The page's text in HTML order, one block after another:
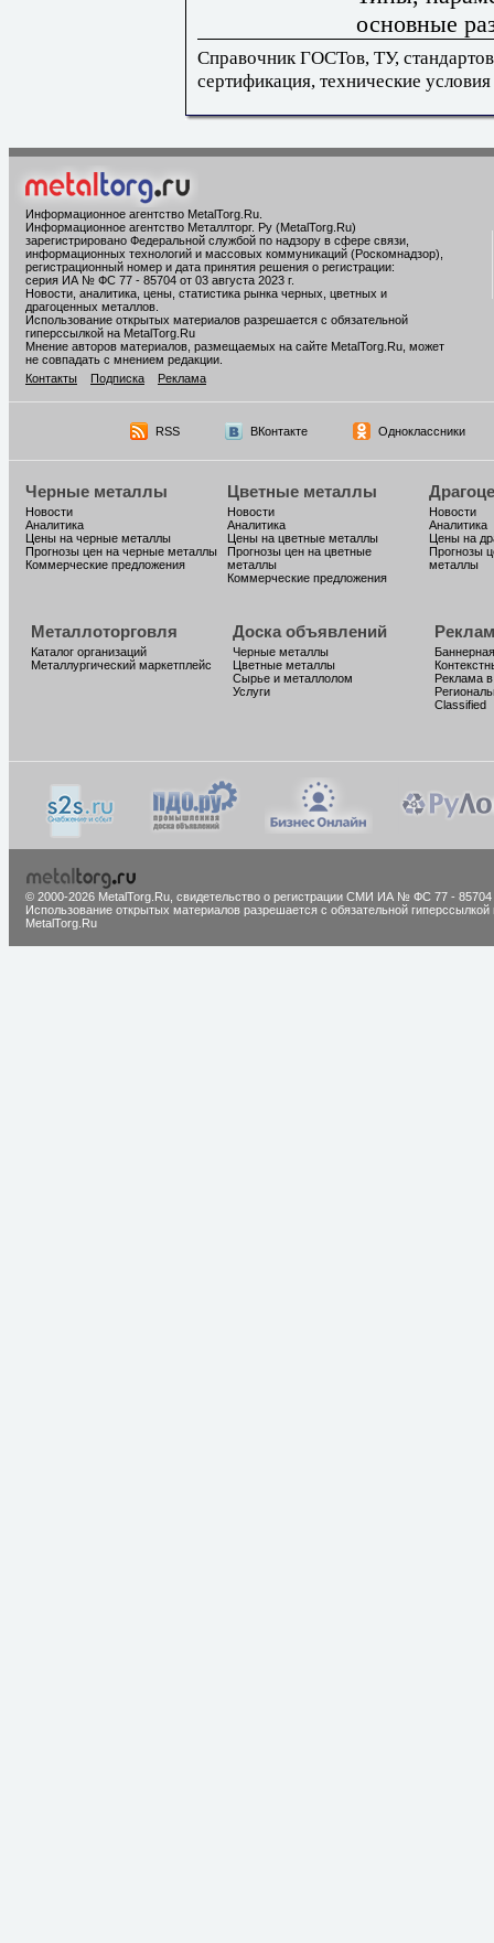
основные
Справочник ГОСТов, ТУ,
сертификация, технические условия
Информационное агентство MetalTorg.Ru
Информационное агентство Металлторг. Ру (MetalTorg.Ru)
зарегистрировано Федеральной службой по надзору в сфере связи,
информационных технологий и массовых коммуникаций (Роскомнадзор),
регистрационный номер и дата принятия решения о регистрации:
серия ИА № ФС 77 - 85704 от 03 августа 2023 г.
Новости, аналитика, цены, статистика рынка черных, цветных и
драгоценных металлов.
Использование открытых материалов разрешается с обязательной
гиперссылкой на MetalTorg.Ru
Мнение авторов материалов, размещаемых на сайте MetalTorg.Ru, может
не совпадать с мнением редакции.
Контакты
Подписка Реклама
RSS ВКонтакте Одноклассники
Черные металлы
Новости
Аналитика
Цены на черные металлы
Прогнозы цен на черные металлы
Коммерческие предложения
Цветные металлы
Новости
Аналитика
Цены на цветные металлы
Прогнозы цен на цветные
металлы
Коммерческие предложения
Новости
Аналитика
Цены на
Прогнозы
металлы
Металлоторговля
Каталог организаций
Металлургический маркетплейс
Доска объявлений
Черные металлы
Цветные металлы
Сырье и металлолом
Услуги
Реклама
Classified
© 2000-2026 MetalTorg.Ru, cвидетельство о регистрации СМИ ИА № ФС 77 - 85704
Использование открытых материалов разрешается с обязательной гиперссылкой
MetalTorg.Ru